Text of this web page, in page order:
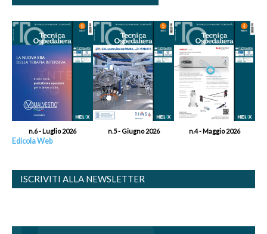
n.6 - Luglio 2026 n.5 - Giugno 2026 n.4 - Maggio 2026
Edicola Web
ISCRIVITI ALLA NEWSLETTER